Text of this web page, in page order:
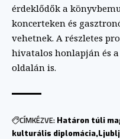
érdeklődők a
koncerteken és
vehetnek. A részletes
hivatalos honlapján és
oldalán is.
CÍMKÉZVE: Határon túli
kulturális diplomácia